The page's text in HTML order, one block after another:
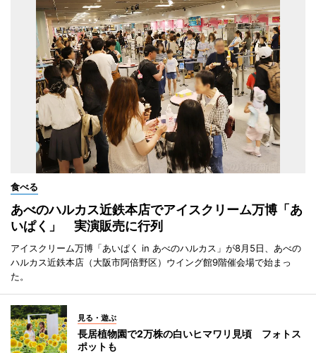
食べる
あべのハルカス近鉄本店でアイスクリーム万博「あ
いぱく」 実演販売に行列
アイスクリーム万博「あいぱく in あべのハルカス」が8月5日、あべの
ハルカス近鉄本店（大阪市阿倍野区）ウイング館9階催会場で始まっ
た。
見る・遊ぶ
長居植物園で2万株の白いヒマワリ見頃 フォトス
ポットも